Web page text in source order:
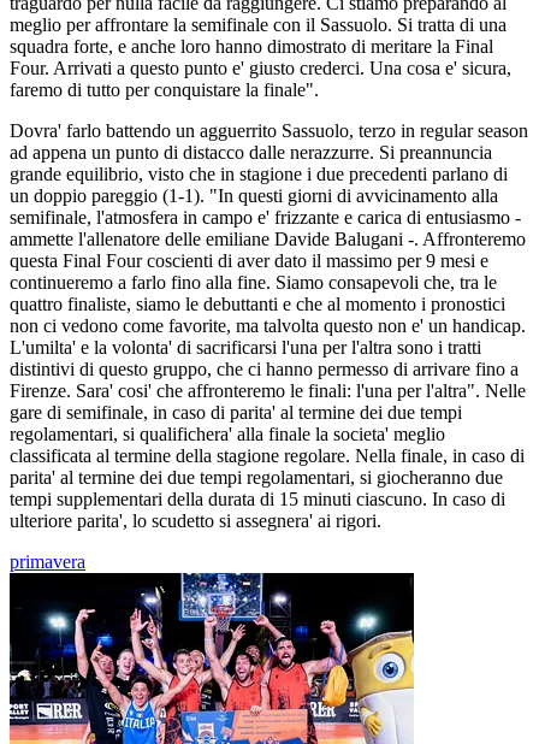
meglio per affrontare la semifinale con il Sassuolo. Si tratta di una
squadra forte, e anche loro hanno dimostrato di meritare la Final
Four. Arrivati a questo punto e' giusto crederci. Una cosa e' sicura,
faremo di tutto per conquistare la finale".
Dovra' farlo battendo un agguerrito Sassuolo, terzo in regular season
ad appena un punto di distacco dalle nerazzurre. Si preannuncia
grande equilibrio, visto che in stagione i due precedenti parlano di
un doppio pareggio (1-1). "In questi giorni di avvicinamento alla
semifinale, l'atmosfera in campo e' frizzante e carica di entusiasmo -
ammette l'allenatore delle emiliane Davide Balugani -. Affronteremo
questa Final Four coscienti di aver dato il massimo per 9 mesi e
continueremo a farlo fino alla fine. Siamo consapevoli che, tra le
quattro finaliste, siamo le debuttanti e che al momento i pronostici
non ci vedono come favorite, ma talvolta questo non e' un handicap.
L'umilta' e la volonta' di sacrificarsi l'una per l'altra sono i tratti
distintivi di questo gruppo, che ci hanno permesso di arrivare fino a
Firenze. Sara' cosi' che affronteremo le finali: l'una per l'altra". Nelle
gare di semifinale, in caso di parita' al termine dei due tempi
regolamentari, si qualifichera' alla finale la societa' meglio
classificata al termine della stagione regolare. Nella finale, in caso di
parita' al termine dei due tempi regolamentari, si giocheranno due
tempi supplementari della durata di 15 minuti ciascuno. In caso di
ulteriore parita', lo scudetto si assegnera' ai rigori.
primavera